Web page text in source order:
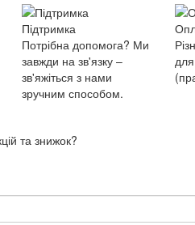
Підтримка
Потрібна допомога? Ми
завжди на зв'язку –
зв'яжіться з нами
зручним способом.
та знижок?